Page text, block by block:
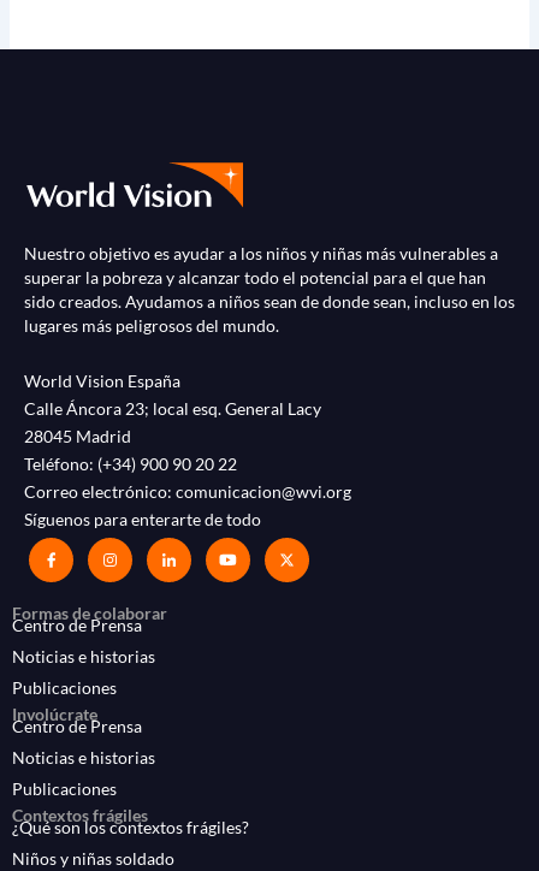
Nuestro objetivo es ayudar a los niños y niñas más vulnerables a
superar la pobreza y alcanzar todo el potencial para el que han
sido creados. Ayudamos a niños sean de donde sean, incluso en los
lugares más peligrosos del mundo.
World Vision España
Calle Áncora 23; local esq. General Lacy
28045 Madrid
Teléfono: (+34) 900 90 20 22
Correo electrónico: comunicacion@wvi.org
Síguenos para enterarte de todo
Formas de colaborar
Centro de Prensa
Noticias e historias
Publicaciones
Involúcrate
Centro de Prensa
Noticias e historias
Publicaciones
Contextos frágiles
¿Qué son los contextos frágiles?
Niños y niñas soldado